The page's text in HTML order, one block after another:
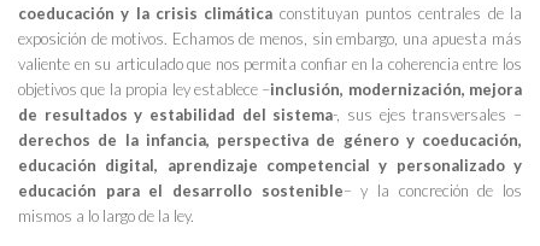
coeducación y la crisis climática constituyan puntos centrales de la
exposición de motivos. Echamos de menos, sin embargo, una apuesta más
valiente en su articulado que nos permita confiar en la coherencia entre los
objetivos que la propia ley establece –inclusión, modernización, mejora
de resultados y estabilidad del sistema-, sus ejes transversales –
derechos de la infancia, perspectiva de género y coeducación,
educación digital, aprendizaje competencial y personalizado y
educación para el desarrollo sostenible– y la concreción de los
mismos a lo largo de la ley.